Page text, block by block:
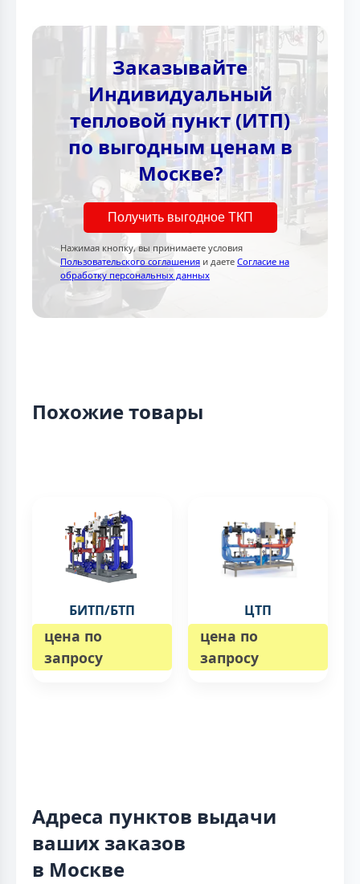
Заказывайте
Индивидуальный
тепловой пункт (ИТП)
по выгодным ценам в
Москве?
Получить выгодное ТКП
Нажимая кнопку, вы принимаете условия
Пользовательского соглашения и даете Согласие на
обработку персональных данных
Похожие товары
БИТП/БТП
цена по
запросу
ЦТП
цена по
запросу
Адреса пунктов выдачи
ваших заказов
в Москве